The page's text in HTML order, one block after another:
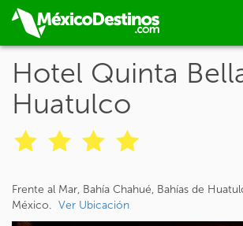
Hotel Quinta
Huatulco
Frente al Mar, Bahía Chahué, Bahías de
México. Ver Ubicación